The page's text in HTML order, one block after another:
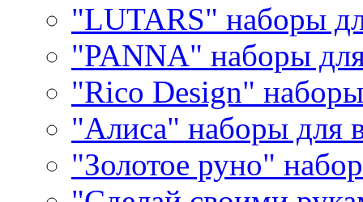
"LUTARS" наборы
"PANNA" наборы
"Rico Design"
"Алиса" наборы для
"Золотое руно"